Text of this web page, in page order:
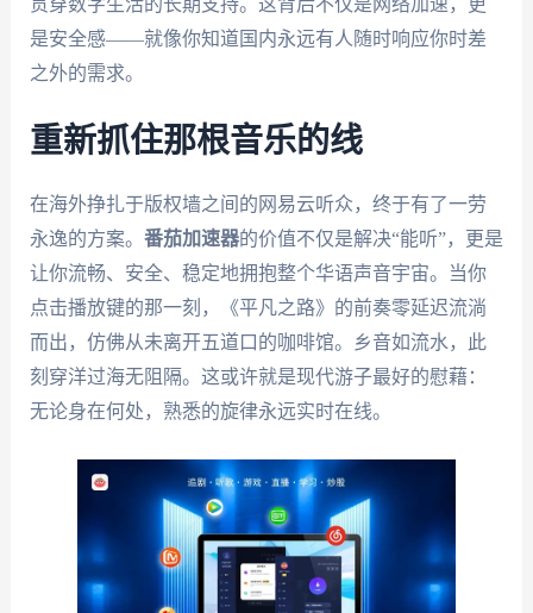
是安全感——就像你知道国内永远有人随时响应你时差
之外的需求。
重新抓住那根音乐的线
在海外挣扎于版权墙之间的网易云听众，终于有了一劳
永逸的方案。 番茄加速器的价值不仅是解决“能听”，更是
让你流畅、安全、稳定地拥抱整个华语声音宇宙。当你
点击播放键的那一刻，《平凡之路》的前奏零延迟流淌
而出，仿佛从未离开五道口的咖啡馆。乡音如流水，此
刻穿洋过海无阻隔。这或许就是现代游子最好的慰藉：
无论身在何处，熟悉的旋律永远实时在线。